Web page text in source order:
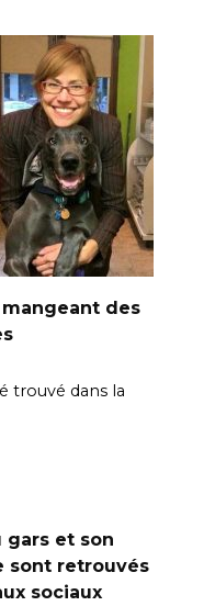
des
trouvé dans la
gars et son
sont retrouvés
sociaux